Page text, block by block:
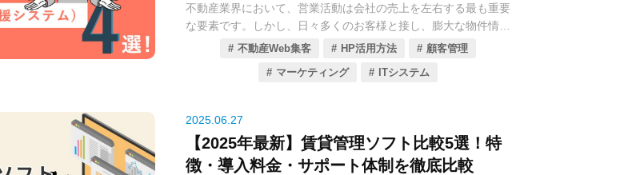
を効率化するための最適なアプリ・サービスを見つけるため、特
に注目すべき5つのサービスを厳選し、それぞれの主要機能、導
入料金、そして具体的な活用メリットを徹底的に比較解説してい
の一助となれば幸いです。
しかし、近年、法律とテクノロジーを融合させた「リーガルテッ
ク（Legal Tech）」の進化が、不動産業界の法務業務に大きな変
革をもたらしています。リーガルテックツールは、AIによる契約
動化などを可能にし、不動産会社が抱える法務リスクを大幅に軽
ます。
2025年現在、不動産会社向けのリーガルテックツールは多様なサ
ービスが登場しており、各社が独自の強みや特徴、料金体系を提
不動産業界において、営業活動は会社の売上を左右する最も重要
な要素です。しかし、日々多くのお客様と接し、膨大な物件情報
や資料を扱い、複雑な交渉を進める中で、営業担当者は多くの課
客が手薄になる、営業プロセスの進捗が見えにくい、といった課
なるのが、SFA（Sales Force Automation：営業支援システム）
です。SFAは、営業活動における顧客情報管理、商談進捗管理、
不動産Web集客 HP活用方法
顧客管理
マーケティング
ITシステム
2025.06.27
【2025年最新】賃貸管理ソフト比較5選！特
徴・導入料金・サポート体制を徹底比較